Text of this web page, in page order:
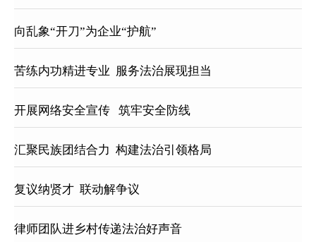
向乱象“开刀”为企业“护航”
苦练内功精进专业  服务法治展现担当
开展网络安全宣传   筑牢安全防线
汇聚民族团结合力  构建法治引领格局
复议纳贤才  联动解争议
律师团队进乡村传递法治好声音